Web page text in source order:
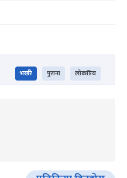
भर्खरै पुराना लोकप्रिय